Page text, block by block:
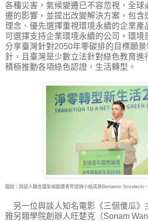
各種災害，氣候變遷已不容忽視，全球
遷的影響，並提出改變解決方案，包含
理念、優先選擇重視環境永續的企業產
可選擇支持企業環境永續的公司。環境
分享臺灣針對2050年零碳排的目標願
針，且臺灣是少數立法針對綠色教育進
積極推動各項綠色認證，生活轉型。
圖說：與談人聯合國氣候變遷青年諮詢小組成員Beniamin Strzelecki。
另一位與談人知名電影《三個傻瓜》
雅另類學院創辦人旺楚克（Sonam